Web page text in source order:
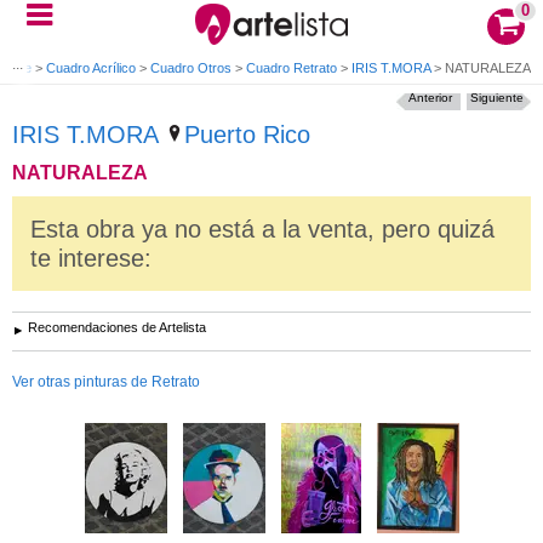
0
arte > Cuadro Acrílico > Cuadro Otros > Cuadro Retrato > IRIS T.MORA > NATURALEZA
IRIS T.MORA Puerto Rico
NATURALEZA
Siguiente
Anterior
Esta obra ya no está a la venta, pero quizá
te interese:
Recomendaciones de Artelista
Ver otras pinturas de Retrato